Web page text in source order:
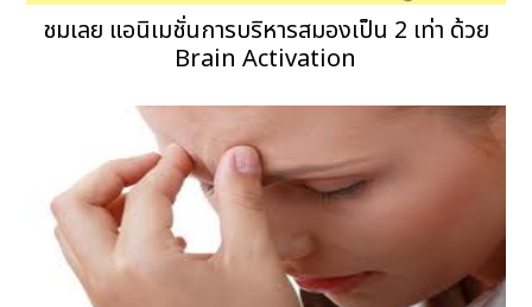
ชมเลย แอนิเมชั่นการบริหารสมองเป็น 2 เท่า ด้วย
Brain Activation